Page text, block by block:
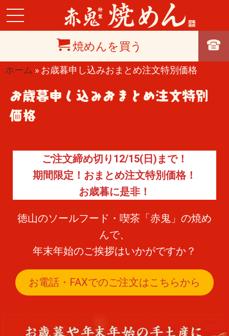
焼めんを買う
ホーム » お歳暮申し込みおまとめ注文特別価格
お歳暮申し込みおまとめ注文特別
価格
ご注文締め切り12/15(日)まで！
期間限定！おまとめ注文特別価格！
お歳暮に是非！
徳山のソールフード・喫茶「赤鬼」の焼め
んで、
年末年始のご挨拶はいかがですか？
お電話・FAXでのご注文はこちらから